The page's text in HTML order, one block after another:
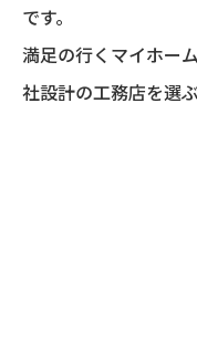
です。
満足の行くマイホー
社設計の工務店を選